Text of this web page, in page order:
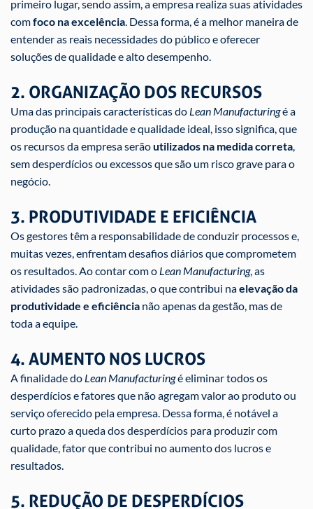
primeiro lugar, sendo assim, a empresa realiza suas atividades
comfoco na excelência. Dessa forma, é a melhor maneira de
entender as reais necessidades do público e oferecer
soluções de qualidade e alto desempenho.
2. ORGANIZAÇÃO DOS RECURSOS
Uma das principais características do Lean Manufacturingé a
produção na quantidade e qualidade ideal, isso significa, que
os recursos da empresa serãoutilizados na medida correta,
sem desperdícios ou excessos que são um risco grave para o
negócio.
3. PRODUTIVIDADE E EFICIÊNCIA
Os gestores têm a responsabilidade de conduzir processos e,
muitas vezes, enfrentam desafios diários que comprometem
os resultados. Ao contar com o Lean Manufacturing, as
atividades são padronizadas, o que contribui naelevação da
produtividade e eficiência não apenas da gestão, mas de
toda a equipe.
4. AUMENTO NOS LUCROS
A finalidade do Lean Manufacturingé eliminar todos os
desperdícios e fatores que não agregam valor ao produto ou
serviço oferecido pela empresa. Dessa forma, é notável a
curto prazo a queda dos desperdícios para produzir com
qualidade, fator que contribui no aumento dos lucros e
resultados.
5. REDUÇÃO DE DESPERDÍCIOS